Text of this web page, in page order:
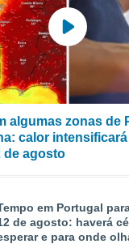
algumas zonas de
calor
de agosto
em Portugal
de agosto: haverá
e para onde